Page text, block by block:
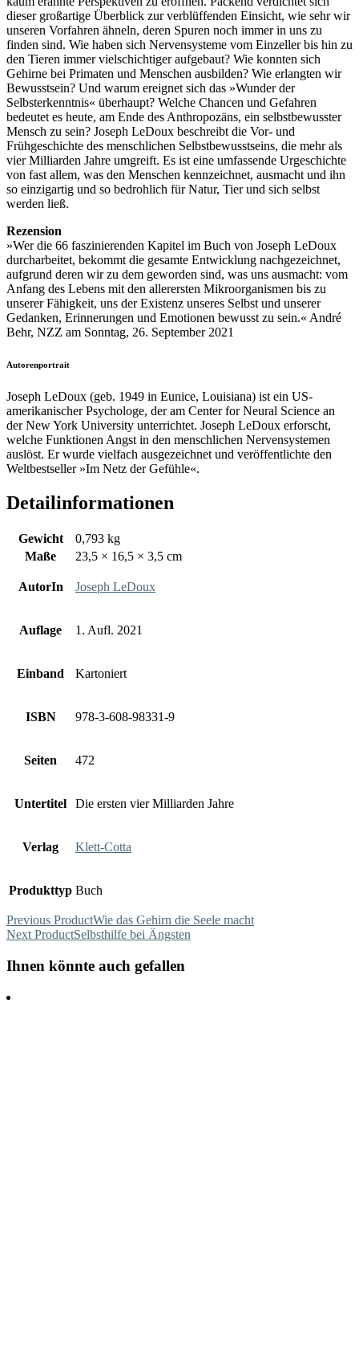
dieser großartige Überblick zur verblüffenden Einsicht, wie sehr wir
unseren Vorfahren ähneln, deren Spuren noch immer in uns zu
finden sind. Wie haben sich Nervensysteme vom Einzeller bis hin zu
den Tieren immer vielschichtiger aufgebaut? Wie konnten sich
Gehirne bei Primaten und Menschen ausbilden? Wie erlangten wir
Bewusstsein? Und warum ereignet sich das »Wunder der
Selbsterkenntnis« überhaupt? Welche Chancen und Gefahren
bedeutet es heute, am Ende des Anthropozäns, ein selbstbewusster
Mensch zu sein? Joseph LeDoux beschreibt die Vor- und
Frühgeschichte des menschlichen Selbstbewusstseins, die mehr als
vier Milliarden Jahre umgreift. Es ist eine umfassende Urgeschichte
von fast allem, was den Menschen kennzeichnet, ausmacht und ihn
so einzigartig und so bedrohlich für Natur, Tier und sich selbst
werden ließ.
Rezension
»Wer die 66 faszinierenden Kapitel im Buch von Joseph LeDoux
durcharbeitet, bekommt die gesamte Entwicklung nachgezeichnet,
aufgrund deren wir zu dem geworden sind, was uns ausmacht: vom
Anfang des Lebens mit den allerersten Mikroorganismen bis zu
unserer Fähigkeit, uns der Existenz unseres Selbst und unserer
Gedanken, Erinnerungen und Emotionen bewusst zu sein.« André
Behr, NZZ am Sonntag, 26. September 2021
Autorenportrait
Joseph LeDoux (geb. 1949 in Eunice, Louisiana) ist ein US-
amerikanischer Psychologe, der am Center for Neural Science an
der New York University unterrichtet. Joseph LeDoux erforscht,
welche Funktionen Angst in den menschlichen Nervensystemen
auslöst. Er wurde vielfach ausgezeichnet und veröffentlichte den
Weltbestseller »Im Netz der Gefühle«.
Detailinformationen
Gewicht
0,793 kg
Maße
23,5 × 16,5 × 3,5 cm
AutorIn Joseph LeDoux
Auflage 1. Aufl. 2021
Einband Kartoniert
ISBN 978-3-608-98331-9
Seiten 472
Untertitel Die ersten vier Milliarden Jahre
Verlag Klett-Cotta
Produkttyp Buch
Previous ProductWie das Gehirn die Seele macht
Next ProductSelbsthilfe bei Ängsten
Ihnen könnte auch gefallen